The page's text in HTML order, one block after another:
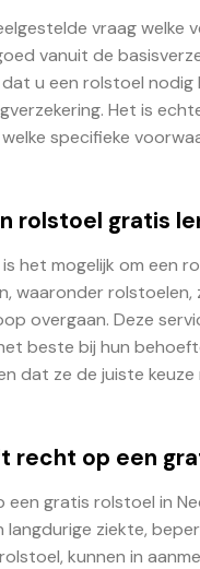
vraag welke
vanuit de
u een rolstoel
Het is
specifieke
rolstoel gratis
is het mogelijk om een
waaronder
overgaan. Deze
beste bij hun
dat ze de juiste
recht op een
gratis rolstoel in
langdurige ziekte,
kunnen in